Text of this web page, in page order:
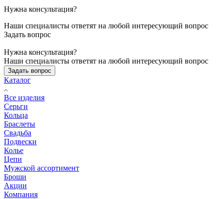
Нужна консультация?
Наши специалисты ответят на любой интересующий вопрос
Задать вопрос
Нужна консультация?
Наши специалисты ответят на любой интересующий вопрос
Задать вопрос
Каталог
Все изделия
Серьги
Кольца
Браслеты
Свадьба
Подвески
Колье
Цепи
Мужской ассортимент
Броши
Акции
Компания